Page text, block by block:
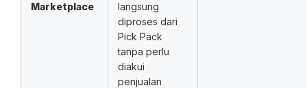
Marketplace
langsung
diproses dari
Pick Pack
tanpa perlu
diakui
penjualan